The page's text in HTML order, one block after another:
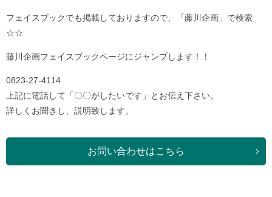
フェイスブックでも掲載しておりますので、「藤川企画」で検索
☆☆
藤川企画フェイスブックページにジャンプします！！
0823-27-4114
上記に電話して「〇〇がしたいです」とお伝え下さい。
詳しくお聞きし、説明致します。
お問い合わせはこちら